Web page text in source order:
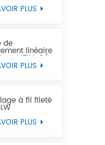
PLUS
de
linéaire
MTW-C/-
ODMPLUS
à fil fileté
PLUS